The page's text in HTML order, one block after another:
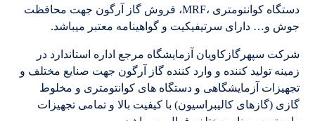
دستگاه کوانتومتری ،MRF، فروش گاز آرگون جهت محافظت
جوش و… دارای سرتیفیکیت و گواهینامه معتبر میباشد.
شرکت سپهرگازکاویان آزمایشگاه مرجع اداره استاندارد در
زمینه تولید کننده و وارد کننده گاز آرگون جهت صنایع مختلف و
تجهیزات آزمایشگاهی و دستگاه های کوانتومتری و مخلوط
گازی (گازهای کالیبراسیون) با کیفیت بالا و تمامی تجهیزات